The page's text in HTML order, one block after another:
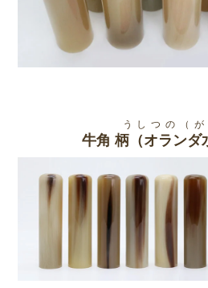
うしつの（が
牛角 柄（オランダ